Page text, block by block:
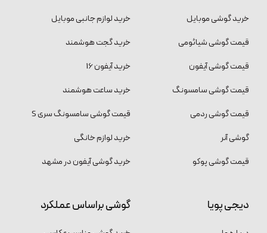
خرید گوشی موبایل
قیمت گوشی شیائومی
قیمت گوشی آیفون
قیمت گوشی سامسونگ
قیمت گوشی ردمی
گوشی آنر
قیمت گوشی پوکو
خرید لوازم جانبی موبایل
خرید گجت هوشمند
خرید آیفون 16
خرید ساعت هوشمند
قیمت گوشی سامسونگ سری S
خرید لوازم خانگی
خرید گوشی آیفون در مشهد
دیجی پویا گوشی براساس عملکرد